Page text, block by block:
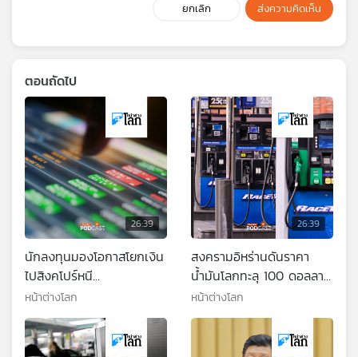
ยกเลิก ส่งความคิดเห็น
ตอนถัดไป
26:39
นักลงทุนมองโอกาสโยกเงิน
ไปสิงคโปร์หนี
ตะวันออกกลาง
หน้าต่างโลก
26:39
สงครามอิหร่านดันราคา
น้ำมันโลกทะลุ 100 ดอลลาร์
ต่อบาร์เรล
หน้าต่างโลก